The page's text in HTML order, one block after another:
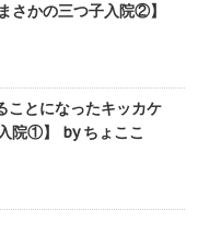
さかの三つ子入院②】
ことになったキッカケ
院①】 by ちょここ